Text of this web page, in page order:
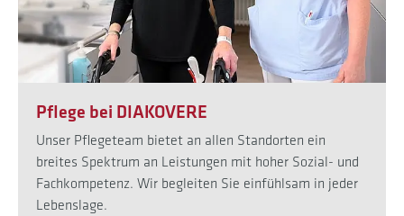
Pflege bei DIAKOVERE
Unser Pflegeteam bietet an allen Standorten ein
breites Spektrum an Leistungen mit hoher Sozial- und
Fachkompetenz. Wir begleiten Sie einfühlsam in jeder
Lebenslage.